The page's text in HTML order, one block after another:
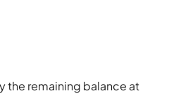
the remaining balance at